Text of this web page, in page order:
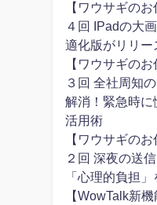
【ワウサギの
４回 IPadの大
適化版がリリー
【ワウサギの
３回 全社周知
解消！緊急時に
活用術
【ワウサギの
２回 深夜の送
「心理的負担」
【WowTalk新